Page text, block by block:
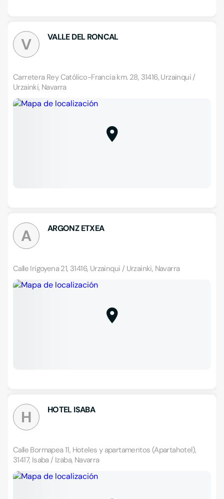
V VALLE DEL RONCAL
Carretera Rey Católico-Francia km. 28, 31416, Urzainqui /
Urzainki, Navarra
A ARGONZ ETXEA
Calle Irigoyena 21, 31416, Urzainqui / Urzainki, Navarra
H HOTEL ISABA
Calle Bormapea 11, Hoteles y apartamentos (Apartahotel),
31417, Isaba / Izaba, Navarra